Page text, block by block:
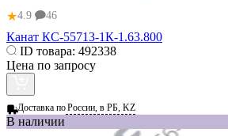
★4.9 46
Канат КС-55713-1К-1.63.800
ID товара: 492338
Цена по запросу
Доставка поРоссии, в РБ, KZ
В наличии